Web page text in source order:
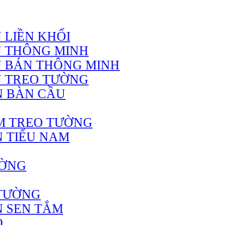
LIỀN KHỐI
THÔNG MINH
BÁN THÔNG MINH
TƯỜNG
BÀN CẦU
TREO TƯỜNG
TIỂU NAM
SEN TẮM